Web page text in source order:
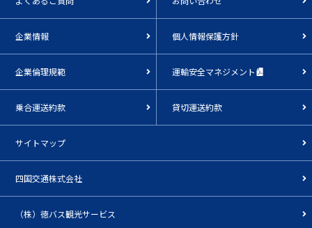
企業情報 個人情報保護方針
企業倫理規範 運輸安全マネジメント
乗合運送約款 貸切運送約款
サイトマップ
四国交通株式会社
（株）徳バス観光サービス